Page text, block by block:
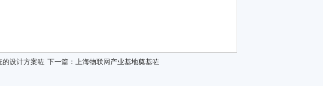
的设计方案咗 下一篇： 上海物联网产业基地奠基咗